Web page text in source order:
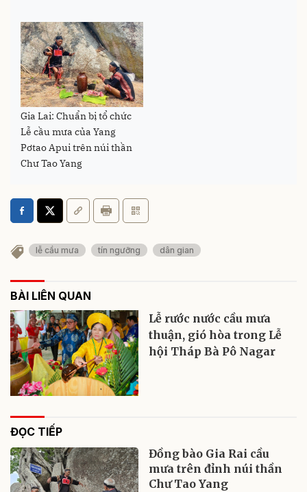
Gia Lai: Chuẩn bị tổ chức
Lễ cầu mưa của Yang
Pơtao Apui trên núi thần
Chư Tao Yang
lễ cầu mưa tín ngưỡng dân gian
BÀI LIÊN QUAN
Lễ rước nước cầu mưa
thuận, gió hòa trong Lễ
hội Tháp Bà Pô Nagar
ĐỌC TIẾP
Đồng bào Gia Rai cầu
mưa trên đỉnh núi thần
Chư Tao Yang